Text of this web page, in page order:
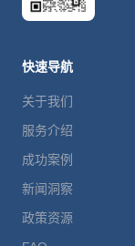
快速导航
关于我们
服务介绍
成功案例
新闻洞察
政策资源